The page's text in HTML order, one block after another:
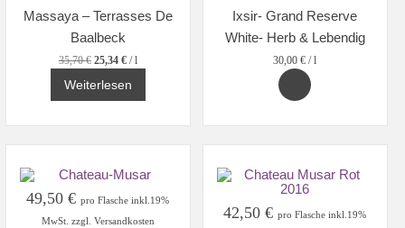
26,78 €19,00 €.
Massaya – Terrasses De
Baalbeck
35,70€ 25,34 €/l
Weiterlesen
Ixsir- Grand Reserve
White- Herb & Lebendig
30,00€ /l
49,50€ pro Flasche inkl.19%
MwSt. zzgl. Versandkosten
42,50€ pro Flasche inkl.19%